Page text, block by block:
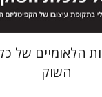
הלאומיים של
השוק